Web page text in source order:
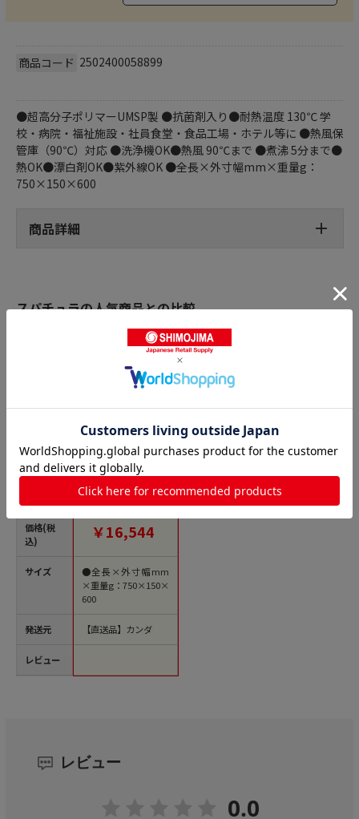
商品コード 2502400058899
●超高分子ポリマーUMSP製 ●抗菌剤入り●耐熱温度 130℃ 学
校・病院・福祉施設・社員食堂・食品工場・ホテル等に ●熱風保
管庫（90℃）対応 ●洗浄機OK●熱風 90℃まで ●煮沸 5分まで●
熱OK●漂白剤OK●紫外線OK ●全長×外寸幅mm×重量g：
750×150×600
商品詳細
スパチュラの人気商品との比較
商品名
価格(税
込)
サイズ
発送元
レビュー
抗菌ハイテクスパテ
ラ(丸) 75cm 1個（ご
注文単位1個）【直送
￥16,544
●全長×外寸幅mm
×重量g：750×150×
600
【直送品】カンダ
レビュー
0.0